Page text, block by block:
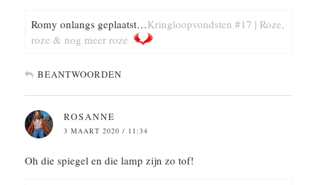
Romy onlangs geplaatst…Kringloopvondsten #17 | Roze,
roze & nog meer roze
BEANTWOORDEN
ROSANNE
3 MAART 2020 / 11:34
Oh die spiegel en die lamp zijn zo tof!